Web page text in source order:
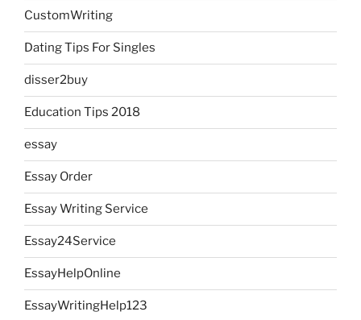
CustomWriting
Dating Tips For Singles
disser2buy
Education Tips 2018
essay
Essay Order
Essay Writing Service
Essay24Service
EssayHelpOnline
EssayWritingHelp123